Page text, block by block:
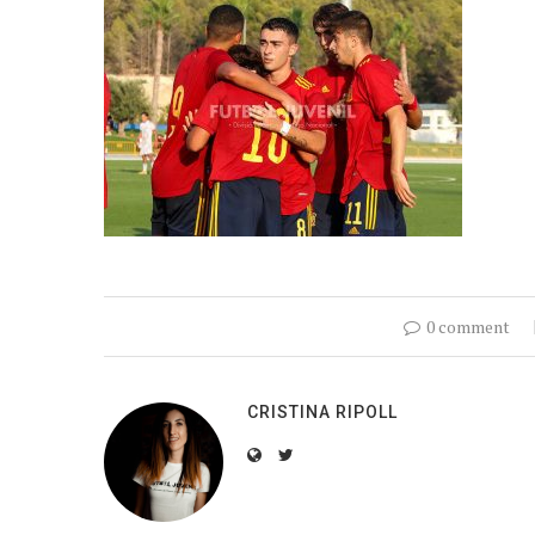
0 comment
CRISTINA RIPOLL